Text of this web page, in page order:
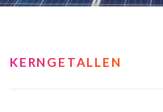
KERNGETALLEN